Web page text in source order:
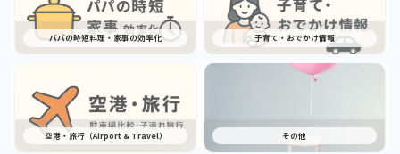
パパの時短料理・家事の効率化 子育て・おでかけ情報
空港・旅行（Airport & Travel） その他